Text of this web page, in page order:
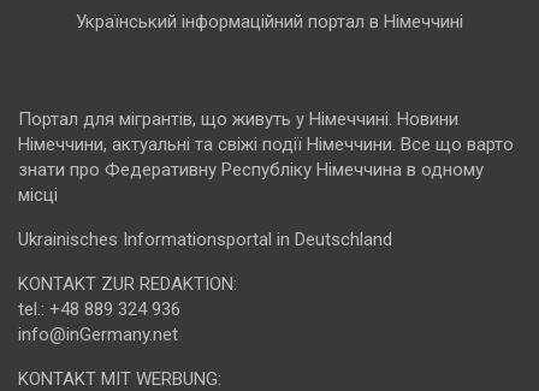
Український інформаційний портал в Німеччині
Портал для мігрантів, що живуть у Німеччині. Новини
Німеччини, актуальні та свіжі події Німеччини. Все що варто
знати про Федеративну Республіку Німеччина в одному
місці
Ukrainisches Informationsportal in Deutschland
KONTAKT ZUR REDAKTION:
tel.: +48 889 324 936
info@inGermany.net
KONTAKT MIT WERBUNG: